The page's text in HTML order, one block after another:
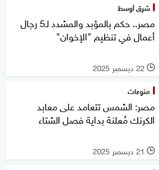
شرق أوسط
مصر.. حكم بالمؤبد والمشدد لـ5 رجال
أعمال في تنظيم "الإخوان"
l 22 ديسمبر 2025
منوعات
مصر: الشمس تتعامد على معابد
الكرنك مُعلنة بداية فصل الشتاء
l 21 ديسمبر 2025